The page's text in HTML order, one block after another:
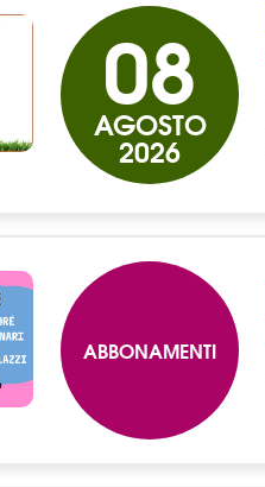
08
AGOSTO
2026
ABBONAMENTI